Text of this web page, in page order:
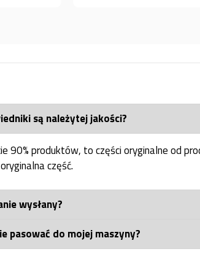
są należytej jakości?
90% produktów, to części oryginalne od
część.
wysłany?
pasować do mojej maszyny?